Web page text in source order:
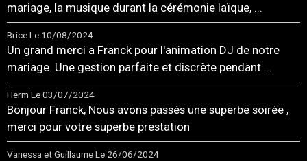
mariage, la musique durant la cérémonie laïque, ...
BriceLe 10/08/2024
Un grand merci a Franck pour l'animation DJ de notre
mariage. Une gestion parfaite et discrète pendant ...
Herm Le 03/07/2024
Bonjour Franck, Nous avons passés une superbe soirée ,
merci pour votre superbe prestation
Vanessa et GuillaumeLe 26/06/2024